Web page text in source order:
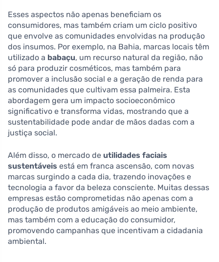
Esses aspectos não apenas beneficiam os
consumidores, mas também criam um ciclo positivo
que envolve as comunidades envolvidas na produção
dos insumos. Por exemplo, na Bahia, marcas locais têm
utilizado a babaçu, um recurso natural da região, não
só para produzir cosméticos, mas também para
promover a inclusão social e a geração de renda para
as comunidades que cultivam essa palmeira. Esta
abordagem gera um impacto socioeconômico
significativo e transforma vidas, mostrando que a
sustentabilidade pode andar de mãos dadas com a
justiça social.
Além disso, o mercado de utilidades faciais
sustentáveis está em franca ascensão, com novas
marcas surgindo a cada dia, trazendo inovações e
tecnologia a favor da beleza consciente. Muitas dessas
empresas estão comprometidas não apenas com a
produção de produtos amigáveis ao meio ambiente,
mas também com a educação do consumidor,
promovendo campanhas que incentivam a cidadania
ambiental.